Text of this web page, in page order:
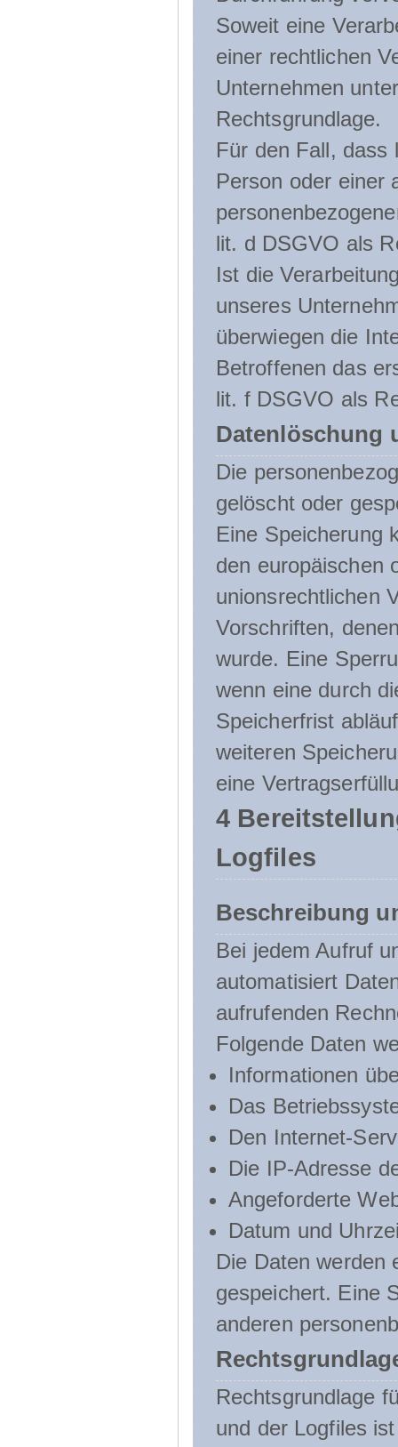
Soweit eine
einer rechtlichen
Unternehmen
Rechtsgrundlage.
Für den Fall, dass
Person oder einer
lit. d DSGVO als
Ist die
unseres
überwiegen die
Betroffenen das
lit. f DSGVO als
Datenlöschung
Die
gelöscht oder
Eine Speicherung
den europäischen
unionsrechtlichen
Vorschriften,
wurde. Eine
wenn eine durch
Speicherfrist
weiteren
eine
4
Logfiles
Beschreibung
Bei jedem Aufruf
automatisiert
aufrufenden
Folgende Daten
Informationen
Das
Den Internet-
Die IP-Adresse
Angeforderte
Datum und
Die Daten werden
gespeichert. Eine
anderen
Rechtsgrundlage
und der Logfiles